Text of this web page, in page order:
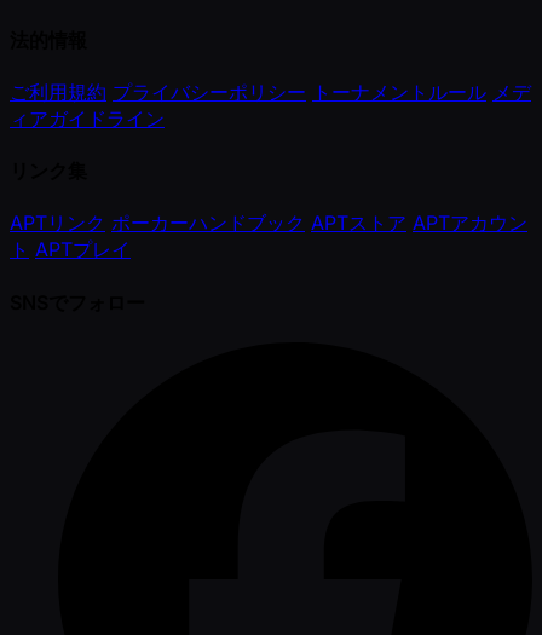
ご利用規約 プライバシーポリシー トーナメントルール メデ
ィアガイドライン
APTリンク ポーカーハンドブック APTストア APTアカウン
ト APTプレイ